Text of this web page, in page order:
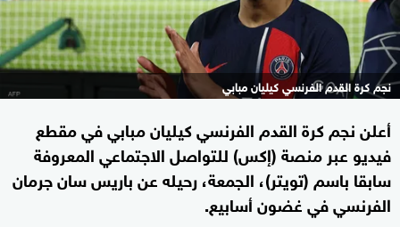
نجم كرة القدم الفرنسي كيليان مبابي
أعلن نجم كرة القدم الفرنسي كيليان مبابي في مقطع
فيديو عبر منصة (إكس) للتواصل الاجتماعي المعروفة
سابقا باسم (تويتر)، الجمعة، رحيله عن باريس سان جرمان
الفرنسي في غضون أسابيع.